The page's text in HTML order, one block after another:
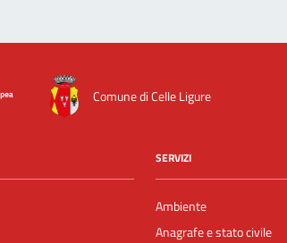
Comune di Celle Ligure
SERVIZI
Ambiente
Anagrafe e stato civile